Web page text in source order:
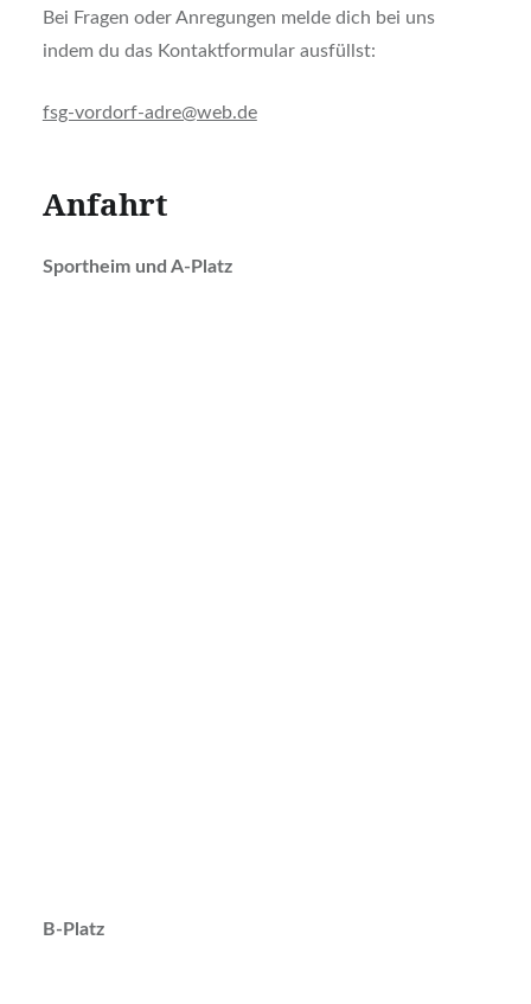
Bei Fragen oder Anregungen melde dich bei uns
indem du das Kontaktformular ausfüllst:
fsg-vordorf-adre@web.de
Anfahrt
Sportheim und A-Platz
B-Platz